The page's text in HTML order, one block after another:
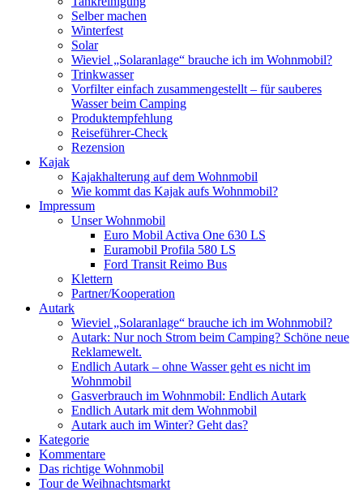
Selber machen
Winterfest
Solar
Wieviel „Solaranlage“ brauche ich im Wohnmobil?
Trinkwasser
Vorfilter einfach zusammengestellt – für sauberes
Wasser beim Camping
Produktempfehlung
Reiseführer-Check
Rezension
Kajak
Kajakhalterung auf dem Wohnmobil
Wie kommt das Kajak aufs Wohnmobil?
Impressum
Unser Wohnmobil
Euro Mobil Activa One 630 LS
Euramobil Profila 580 LS
Ford Transit Reimo Bus
Klettern
Partner/Kooperation
Autark
Wieviel „Solaranlage“ brauche ich im Wohnmobil?
Autark: Nur noch Strom beim Camping? Schöne neue
Reklamewelt.
Endlich Autark – ohne Wasser geht es nicht im
Wohnmobil
Gasverbrauch im Wohnmobil: Endlich Autark
Endlich Autark mit dem Wohnmobil
Autark auch im Winter? Geht das?
Kategorie
Kommentare
Das richtige Wohnmobil
Tour de Weihnachtsmarkt